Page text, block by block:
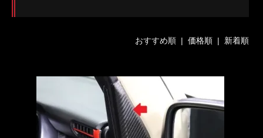
おすすめ順 | 価格順| 新着順